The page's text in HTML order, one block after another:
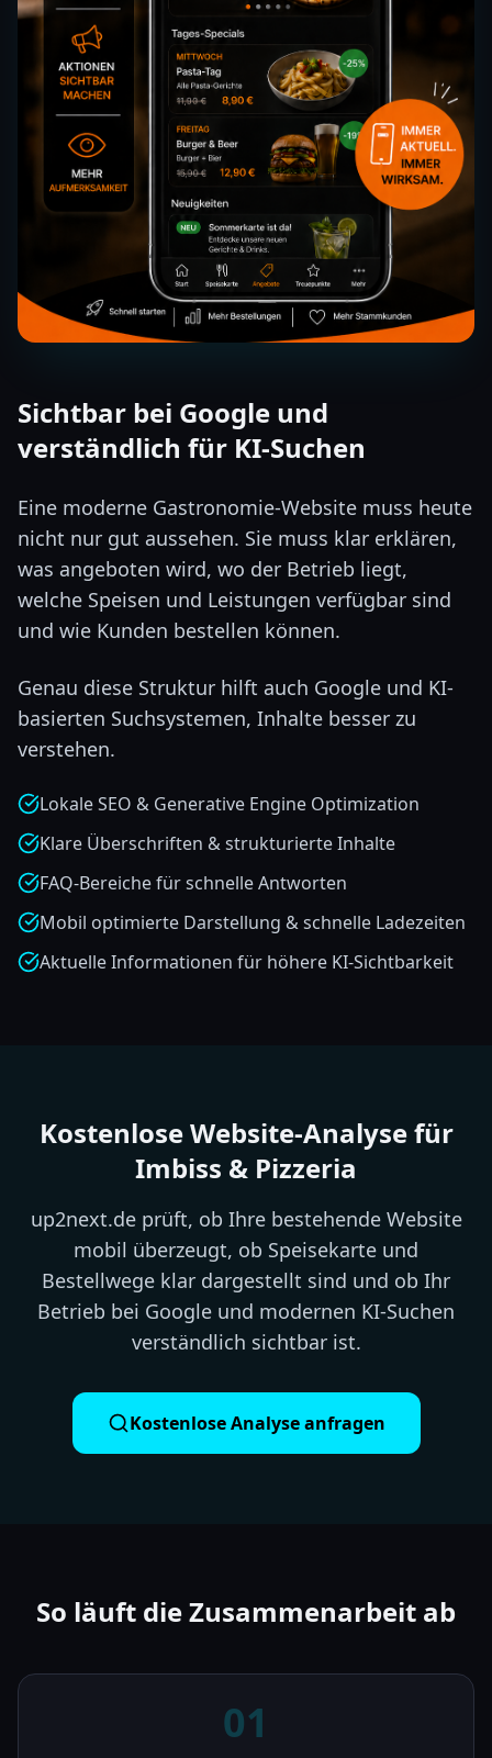
Sichtbar bei Google und
verständlich für KI-Suchen
Eine moderne Gastronomie-Website muss heute
nicht nur gut aussehen. Sie muss klar erklären,
was angeboten wird, wo der Betrieb liegt,
welche Speisen und Leistungen verfügbar sind
und wie Kunden bestellen können.
Genau diese Struktur hilft auch Google und KI-
basierten Suchsystemen, Inhalte besser zu
verstehen.
Lokale SEO & Generative Engine Optimization
Klare Überschriften & strukturierte Inhalte
FAQ-Bereiche für schnelle Antworten
Mobil optimierte Darstellung & schnelle Ladezeiten
Aktuelle Informationen für höhere KI-Sichtbarkeit
Kostenlose Website-Analyse für
Imbiss & Pizzeria
up2next.de prüft, ob Ihre bestehende Website
mobil überzeugt, ob Speisekarte und
Bestellwege klar dargestellt sind und ob Ihr
Betrieb bei Google und modernen KI-Suchen
verständlich sichtbar ist.
Kostenlose Analyse anfragen
So läuft die Zusammenarbeit ab
01